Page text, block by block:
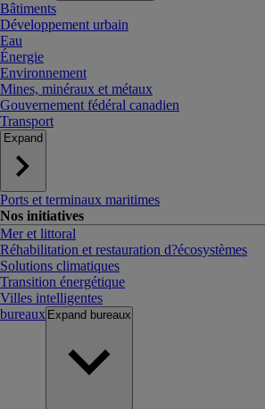
Bâtiments
Développement urbain
Eau
Énergie
Environnement
Mines, minéraux et métaux
Gouvernement fédéral canadien
Transport
Expand
Ports et terminaux maritimes
Nos initiatives
Mer et littoral
Réhabilitation et restauration d?écosystèmes
Solutions climatiques
Transition énergétique
Villes intelligentes
bureaux Expand bureaux